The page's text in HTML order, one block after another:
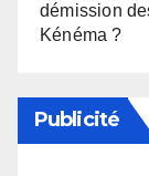
démission
Kénéma ?
Publicité